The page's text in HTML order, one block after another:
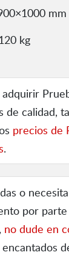
mm
kg
de calidad,
precios de
.
o necesita
por
no dude en